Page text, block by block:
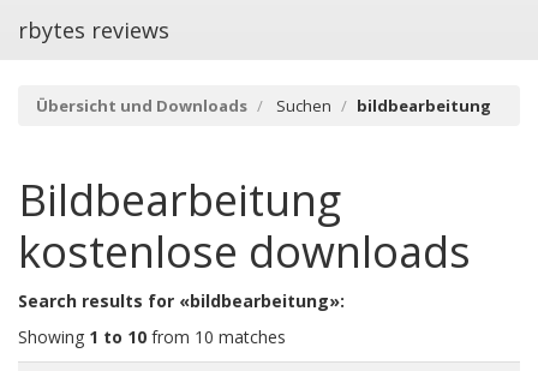
rbytes reviews
Übersicht und Downloads Suchen bildbearbeitung
Bildbearbeitung
kostenlose downloads
Search results for «bildbearbeitung»:
Showing 1 to 10 from 10 matches